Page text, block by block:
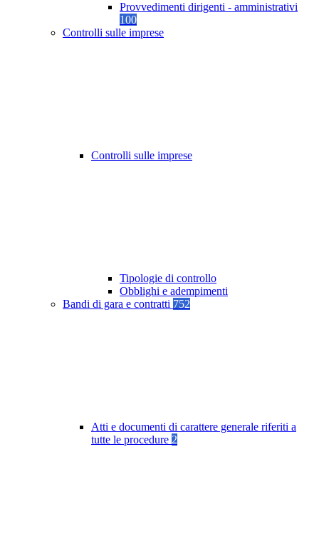
Provvedimenti dirigenti - amministrativi
100
Controlli sulle imprese
Controlli sulle imprese
Tipologie di controllo
Obblighi e adempimenti
Bandi di gara e contratti 752
Atti e documenti di carattere generale riferiti a
tutte le procedure 2